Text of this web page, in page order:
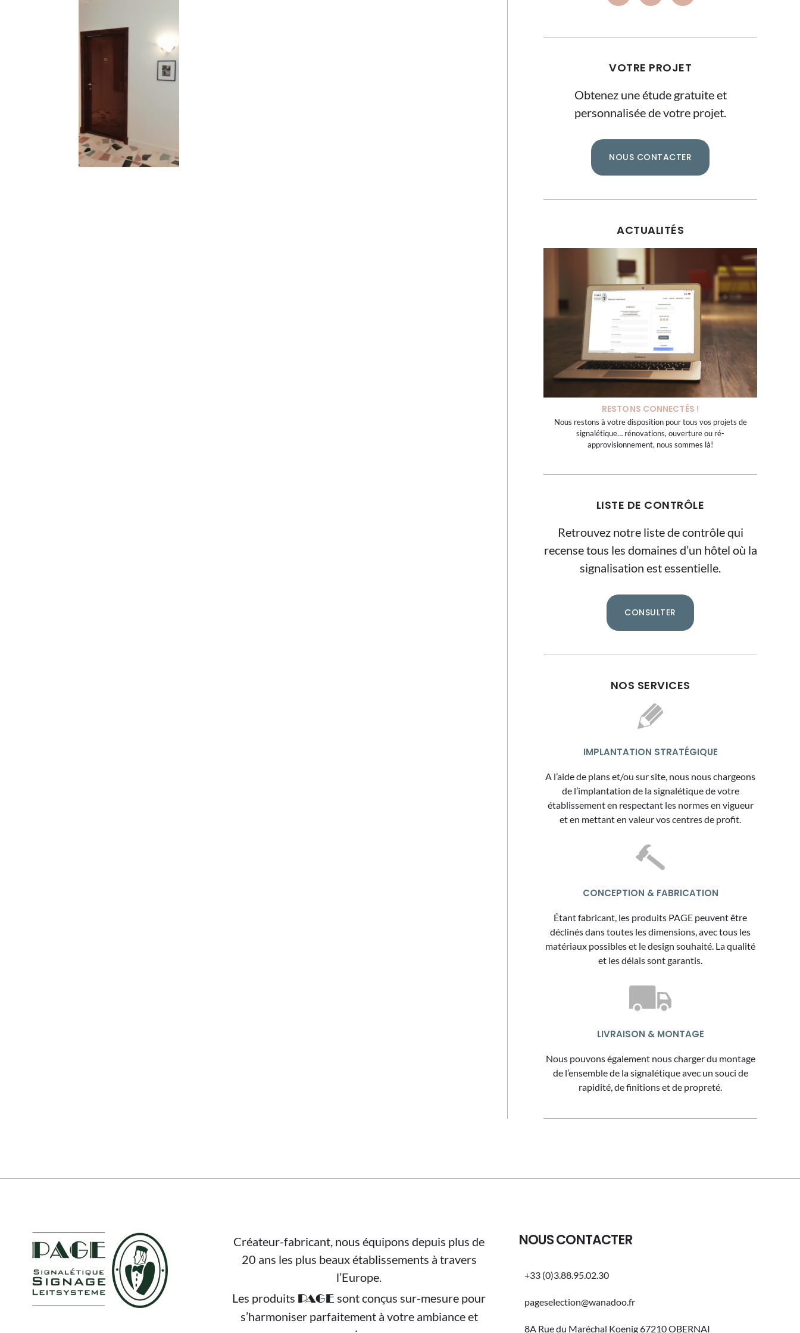
VOTRE PROJET
Obtenez une étude gratuite et
personnalisée de votre projet.
NOUS CONTACTER
ACTUALITÉS
RESTONS CONNECTÉS !
Nous restons à votre disposition pour tous vos projets de
signalétique… rénovations, ouverture ou ré-
approvisionnement, nous sommes là!
LISTE DE CONTRÔLE
Retrouvez notre liste de contrôle qui
recense tous les domaines d’un hôtel où la
signalisation est essentielle.
CONSULTER
NOS SERVICES
IMPLANTATION STRATÉGIQUE
A l’aide de plans et/ou sur site, nous nous chargeons
de l’implantation de la signalétique de votre
établissement en respectant les normes en vigueur
et en mettant en valeur vos centres de profit.
CONCEPTION & FABRICATION
Étant fabricant, les produits PAGE peuvent être
déclinés dans toutes les dimensions, avec tous les
matériaux possibles et le design souhaité. La qualité
et les délais sont garantis.
LIVRAISON & MONTAGE
Nous pouvons également nous charger du montage
de l’ensemble de la signalétique avec un souci de
rapidité, de finitions et de propreté.
Créateur-fabricant, nous équipons depuis plus de
20 ans les plus beaux établissements à travers
l’Europe.
Les produits PAGEsont conçus sur-mesure pour
s’harmoniser parfaitement à votre ambiance et
NOUS CONTACTER
+33 (0)3.88.95.02.30
pageselection@wanadoo.fr
8A Rue du Maréchal Koenig 67210 OBERNAI